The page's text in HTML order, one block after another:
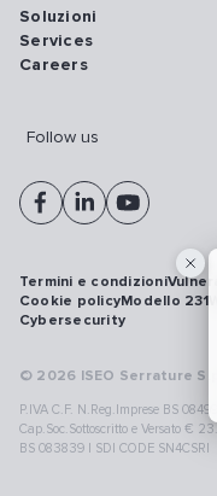
Soluzioni
Services
Careers
Follow us
© 2026 ISEO Serrature
P.IVA C.F. N.Reg.Imprese BS
Cap.Soc.Sottoscritto e Versato €
BS 083839 | SDI CODE SN4CSRI
Termini e condizioni
Cookie policyModello 231
Cybersecurity